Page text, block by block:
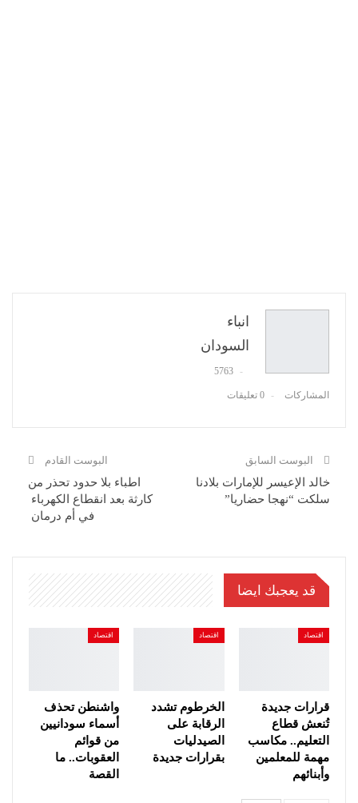
انباء
السودان
5763
المشاركات 0 تعليقات
البوست السابق
خالد الإعيسر للإمارات بلادنا
سلكت “نهجا حضاريا”
البوست القادم
اطباء بلا حدود تحذر من
كارثة بعد انقطاع الكهرباء
في أم درمان
قد يعجبك ايضا
اقتصاد
قرارات جديدة
تُنعش قطاع
التعليم.. مكاسب
مهمة للمعلمين
وأبنائهم
اقتصاد
الخرطوم تشدد
الرقابة على
الصيدليات
بقرارات جديدة
اقتصاد
واشنطن تحذف
أسماء سودانيين
من قوائم
العقوبات.. ما
القصة